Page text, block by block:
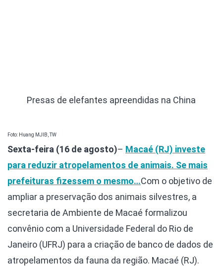
Presas de elefantes apreendidas na China
Foto: Huang MJIB, TW
Sexta-feira (16 de agosto)– Macaé (RJ) investe
para reduzir atropelamentos de animais. Se mais
prefeituras fizessem o mesmo…Com o objetivo de
ampliar a preservação dos animais silvestres, a
secretaria de Ambiente de Macaé formalizou
convênio com a Universidade Federal do Rio de
Janeiro (UFRJ) para a criação de banco de dados de
atropelamentos da fauna da região. Macaé (RJ).